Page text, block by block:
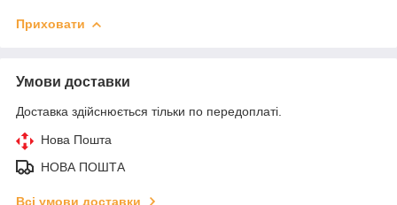
Приховати
Умови доставки
Доставка здійснюється тільки по передоплаті.
Нова Пошта
НОВА ПОШТА
Всі умови доставки